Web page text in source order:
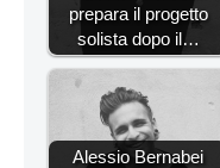
prepara il progetto
solista dopo il…
Alessio Bernabei